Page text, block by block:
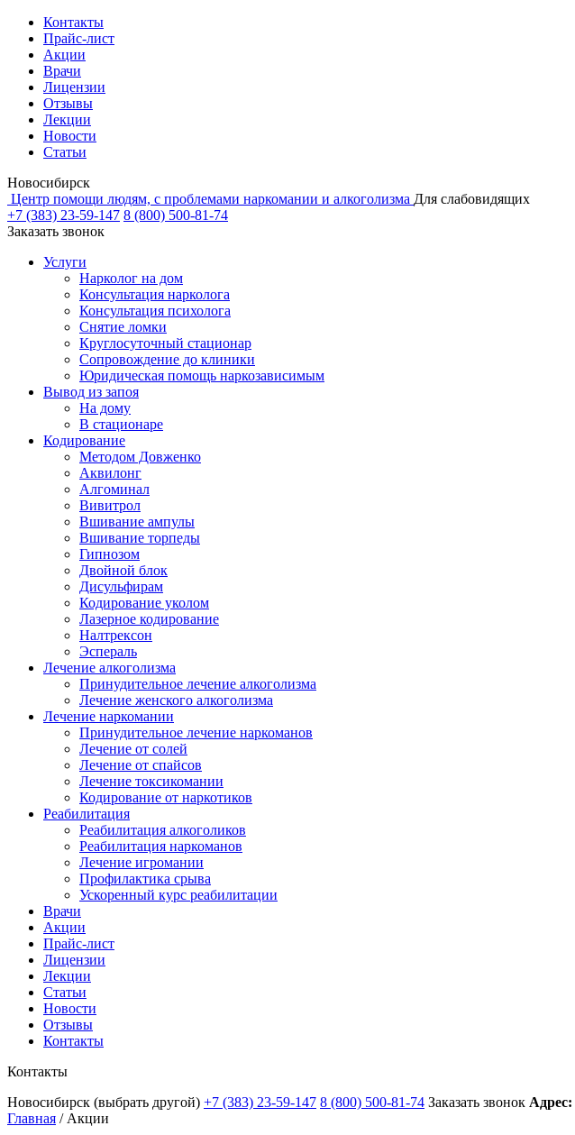
Контакты
Прайс-лист
Акции
Врачи
Лицензии
Отзывы
Лекции
Новости
Статьи
Новосибирск
Центр помощи людям, с проблемами наркомании и алкоголизма Для слабовидящих
+7 (383) 23-59-147 8 (800) 500-81-74
Заказать звонок
Услуги
Нарколог на дом
Консультация нарколога
Консультация психолога
Снятие ломки
Круглосуточный стационар
Сопровождение до клиники
Юридическая помощь наркозависимым
Вывод из запоя
На дому
В стационаре
Кодирование
Методом Довженко
Аквилонг
Алгоминал
Вивитрол
Вшивание ампулы
Вшивание торпеды
Гипнозом
Двойной блок
Дисульфирам
Кодирование уколом
Лазерное кодирование
Налтрексон
Эспераль
Лечение алкоголизма
Принудительное лечение алкоголизма
Лечение женского алкоголизма
Лечение наркомании
Принудительное лечение наркоманов
Лечение от солей
Лечение от спайсов
Лечение токсикомании
Кодирование от наркотиков
Реабилитация
Реабилитация алкоголиков
Реабилитация наркоманов
Лечение игромании
Профилактика срыва
Ускоренный курс реабилитации
Врачи
Акции
Прайс-лист
Лицензии
Лекции
Статьи
Новости
Отзывы
Контакты
Контакты
Новосибирск (выбрать другой) +7 (383) 23-59-147 8 (800) 500-81-74 Заказать звонок Адрес:
Главная / Акции